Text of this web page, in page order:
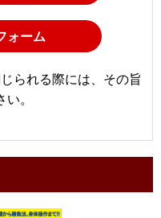
ォーム
られる際には、その旨
。